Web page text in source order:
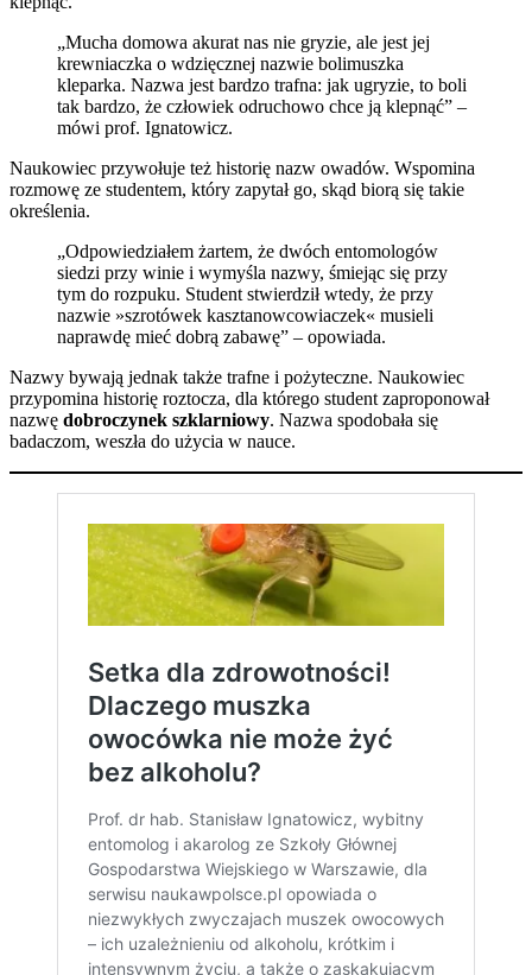
„Mucha domowa akurat nas nie gryzie, ale jest jej
krewniaczka o wdzięcznej nazwie bolimuszka
kleparka. Nazwa jest bardzo trafna: jak ugryzie, to boli
tak bardzo, że człowiek odruchowo chce ją klepnąć” –
mówi prof. Ignatowicz.
Naukowiec przywołuje też historię nazw owadów. Wspomina
rozmowę ze studentem, który zapytał go, skąd biorą się takie
określenia.
„Odpowiedziałem żartem, że dwóch entomologów
siedzi przy winie i wymyśla nazwy, śmiejąc się przy
tym do rozpuku. Student stwierdził wtedy, że przy
nazwie »szrotówek kasztanowcowiaczek« musieli
naprawdę mieć dobrą zabawę” – opowiada.
Nazwy bywają jednak także trafne i pożyteczne. Naukowiec
przypomina historię roztocza, dla którego student zaproponował
nazwę dobroczynek szklarniowy. Nazwa spodobała się
badaczom, weszła do użycia w nauce.